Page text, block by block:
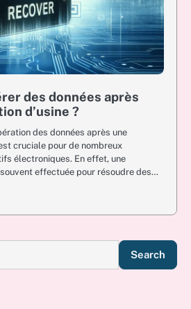
des données après
d’usine ?
des données après une
cruciale pour de nombreux
électroniques. En effet, une
effectuée pour résoudre des…
Search